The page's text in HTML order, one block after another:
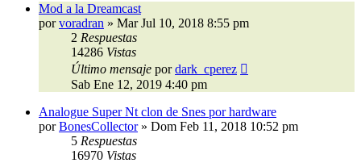
Mod a la Dreamcast
porvoradran » Mar Jul 10, 2018 8:55 pm
2 Respuestas
14286 Vistas
Último mensaje pordark_cperez
Sab Ene 12, 2019 4:40 pm
Analogue Super Nt clon de Snes por hardware
porBonesCollector» Dom Feb 11, 2018 10:52 pm
5 Respuestas
16970 Vistas